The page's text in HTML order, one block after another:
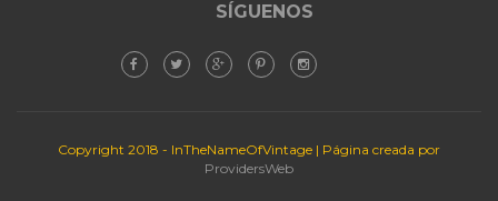
SÍGUENOS
Copyright 2018 - InTheNameOfVintage | Página creada por
ProvidersWeb